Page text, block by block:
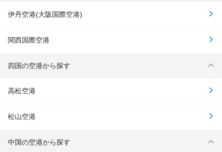
伊丹空港(大阪国際空港)
関西国際空港
四国の空港から探す
高松空港
松山空港
中国の空港から探す